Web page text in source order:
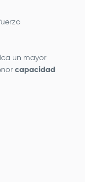
un mayor
capacidad